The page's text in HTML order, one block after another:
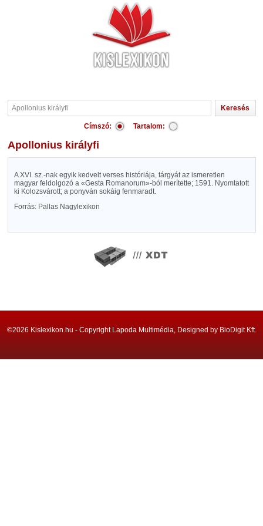
Címszó: Tartalom:
Apollonius királyfi
A XVI. sz.-nak egyik kedvelt verses históriája, tárgyát az ismeretlen
magyar feldolgozó a «Gesta Romanorum»-ból merítette; 1591. Nyomtatott
ki Kolozsvárott; a ponyván sokáig fenmaradt.
Forrás: Pallas Nagylexikon
©2026 Kislexikon.hu - Copyright Lapoda Multimédia, Designed by BioDigit Kft.